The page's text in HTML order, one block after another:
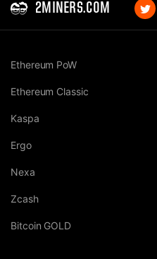
2MINERS.COM
Ethereum PoW
Ethereum Classic
Kaspa
Ergo
Nexa
Zcash
Bitcoin GOLD